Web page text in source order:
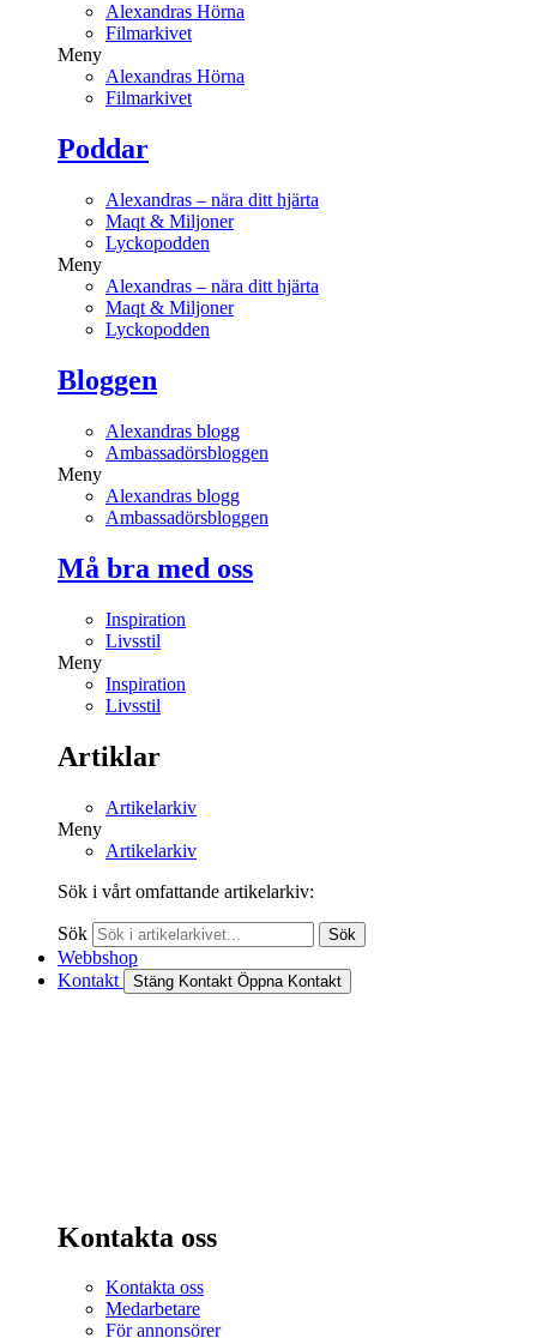
Alexandras Hörna
Filmarkivet
Meny
Alexandras Hörna
Filmarkivet
Poddar
Alexandras – nära ditt hjärta
Maqt & Miljoner
Lyckopodden
Meny
Alexandras – nära ditt hjärta
Maqt & Miljoner
Lyckopodden
Bloggen
Alexandras blogg
Ambassadörsbloggen
Meny
Alexandras blogg
Ambassadörsbloggen
Må bra med oss
Inspiration
Livsstil
Meny
Inspiration
Livsstil
Artiklar
Artikelarkiv
Meny
Artikelarkiv
Sök i vårt omfattande artikelarkiv:
Sök Sök
Webbshop
Kontakt
Stäng Kontakt Öppna Kontakt
Kontakta oss
Kontakta oss
Medarbetare
För annonsörer